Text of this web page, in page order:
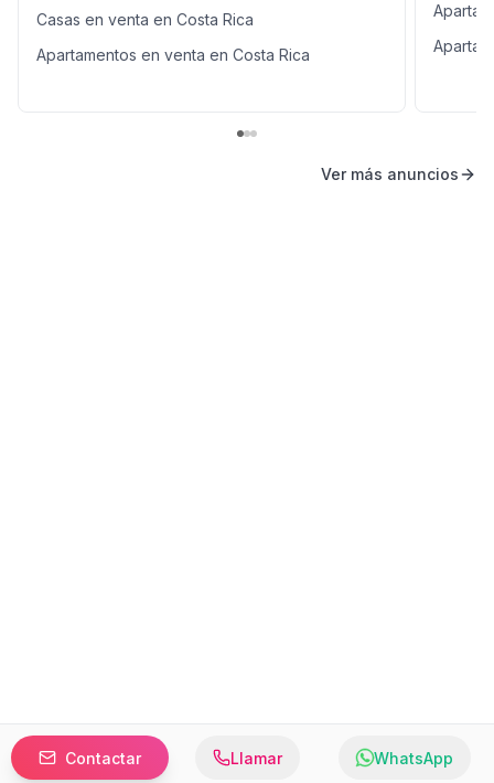
Contactar Llamar WhatsApp
Casas en venta en Costa Rica
Apartamentos en venta en Costa Rica
Ver más anuncios